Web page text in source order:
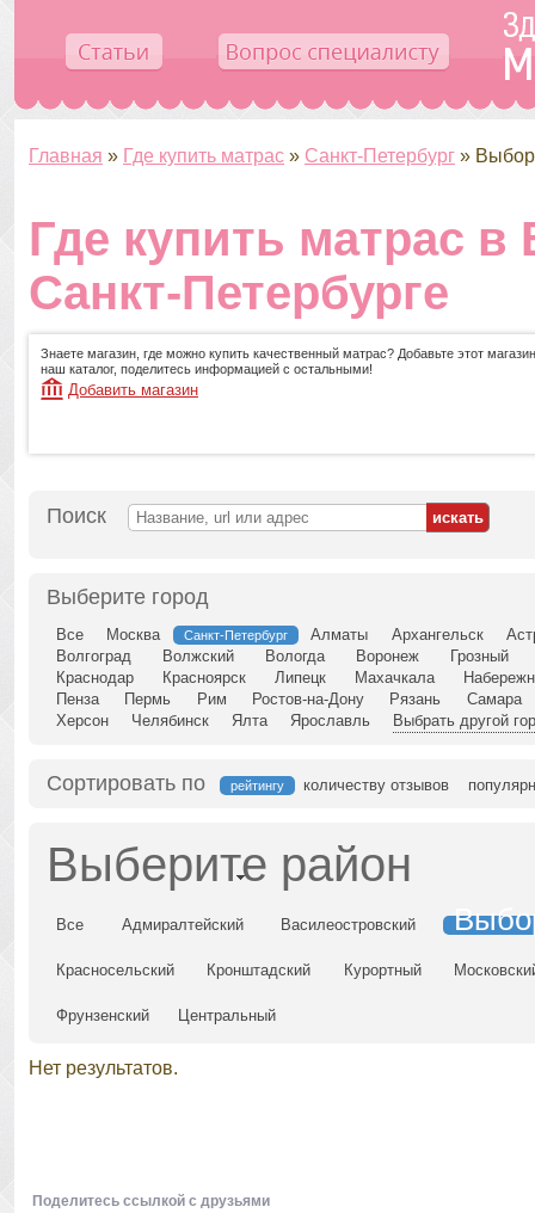
Главная » Где купить матрас » Санкт-Петербург »
Где купить матрас
Санкт-Петербурге
Знаете магазин, где можно купить качественный матрас? Добавьте этот
наш каталог, поделитесь информацией с остальными!
Добавить магазин
Поиск
Выберите город
Все Москва Санкт-Петербург Алматы Архангельск
Волгоград
Волжский Вологда Воронеж
Грозный
Краснодар
Красноярск Липецк Махачкала
Пенза
Пермь Рим Ростов-на-Дону Рязань
Самара
Херсон
Челябинск Ялта Ярославль Выбрать другой
Сортировать по рейтингу количеству отзывов
Выберите район
Все Адмиралтейский Василеостровский
Красносельский Кронштадский Курортный
Фрунзенский Центральный
Нет результатов.
Поделитесь ссылкой с друзьями